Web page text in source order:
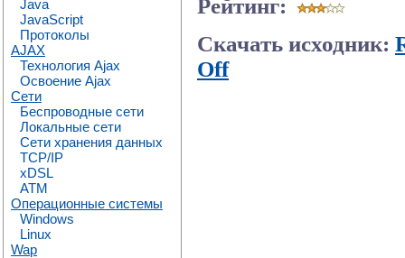
Java
JavaScript
Протоколы
AJAX
Технология Ajax
Освоение Ajax
Сети
Беспроводные сети
Локальные сети
Сети хранения данных
TCP/IP
xDSL
ATM
Операционные системы
Windows
Linux
Wap
Рейтинг:
Скачать исходник:
Off